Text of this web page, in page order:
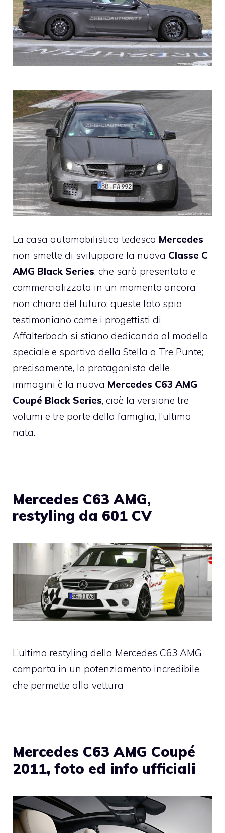
La casa automobilistica tedesca Mercedes
non smette di sviluppare la nuova Classe C
AMG Black Series, che sarà presentata e
commercializzata in un momento ancora
non chiaro del futuro: queste foto spia
testimoniano come i progettisti di
Affalterbach si stiano dedicando al modello
speciale e sportivo della Stella a Tre Punte;
precisamente, la protagonista delle
immagini è la nuova Mercedes C63 AMG
Coupé Black Series, cioè la versione tre
volumi e tre porte della famiglia, l’ultima
nata.
Mercedes C63 AMG,
restyling da 601 CV
L’ultimo restyling della Mercedes C63 AMG
comporta in un potenziamento incredibile
che permette alla vettura
Mercedes C63 AMG Coupé
2011, foto ed info ufficiali